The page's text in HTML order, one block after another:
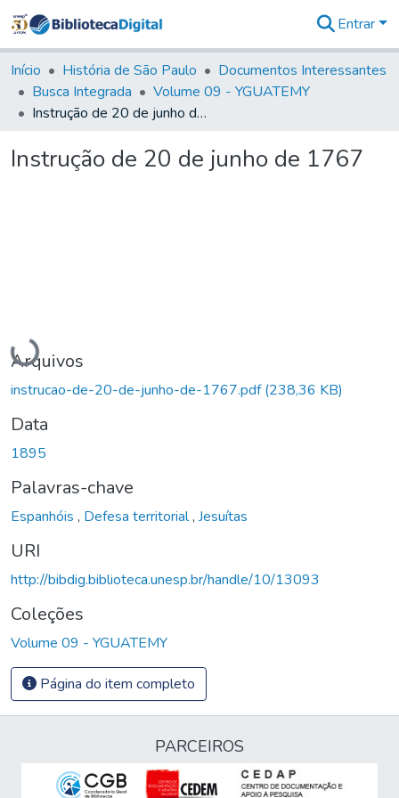
&
Coleções
Tudo na
Biblioteca
Estatísticas
Entrar
Início História de São Paulo
Documentos Interessantes
Busca Integrada
Volume 09 - YGUATEMY
Instrução de 20 de junho de 1767
Instrução de 20 de junho de 1767
Carregando...
Arquivos
instrucao-de-20-de-junho-de-1767.pdf(238,36 KB)
Data
1895
Palavras-chave
Espanhóis , Defesa territorial, Jesuítas
URI
http://bibdig.biblioteca.unesp.br/handle/10/13093
Coleções
Volume 09 - YGUATEMY
Página do item completo
PARCEIROS